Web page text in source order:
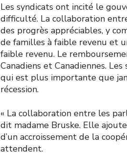
Les syndicats ont incité le
difficulté. La collaboration
des progrès appréciables, y
de familles à faible revenu et
faible revenu. Le
Canadiens et Canadiennes.
qui est plus importante que
récession.
« La collaboration entre les
dit madame Bruske. Elle
d’un accroissement de la
attendent.